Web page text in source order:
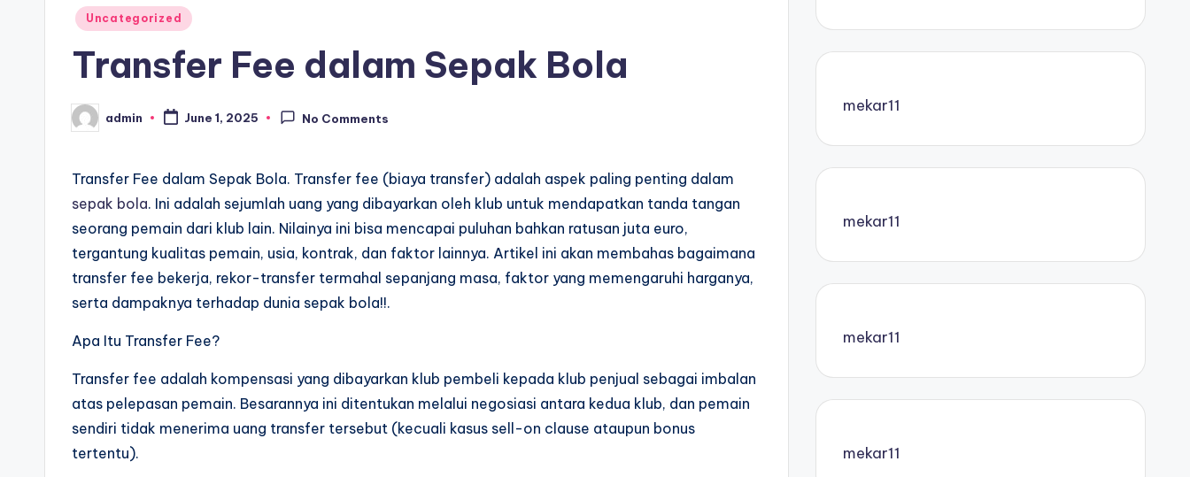
Posted
Uncategorized
Transfer Fee dalam Sepak Bola
Posted
by
admin June 1, 2025 No Comments
Transfer Fee dalam Sepak Bola. Transfer fee (biaya transfer) adalah aspek paling penting dalam
sepak bola. Ini adalah sejumlah uang yang dibayarkan oleh klub untuk mendapatkan tanda tangan
seorang pemain dari klub lain. Nilainya ini bisa mencapai puluhan bahkan ratusan juta euro,
tergantung kualitas pemain, usia, kontrak, dan faktor lainnya. Artikel ini akan membahas bagaimana
transfer fee bekerja, rekor-transfer termahal sepanjang masa, faktor yang memengaruhi harganya,
serta dampaknya terhadap dunia sepak bola!!.
Apa Itu Transfer Fee?
Transfer fee adalah kompensasi yang dibayarkan klub pembeli kepada klub penjual sebagai imbalan
atas pelepasan pemain. Besarannya ini ditentukan melalui negosiasi antara kedua klub, dan pemain
sendiri tidak menerima uang transfer tersebut (kecuali kasus sell-on clause ataupun bonus
tertentu).
mekar11
mekar11
mekar11
mekar11